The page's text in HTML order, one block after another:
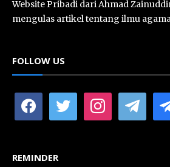
Website Pribadi dari Ahmad
mengulas artikel tentang ilmu
FOLLOW US
facebook twitter instagramtelegram
REMINDER